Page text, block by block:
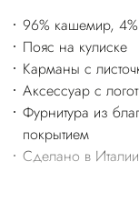
96% кашемир, 4%
Пояс на кулиске
Карманы с
Аксессуар с
Фурнитура из
покрытием
Сделано в Италии